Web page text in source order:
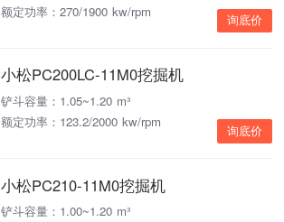
额定功率：270/1900 kw/rpm
询底价
小松PC200LC-11M0挖掘机
铲斗容量：1.05~1.20 m³
额定功率：123.2/2000 kw/rpm
询底价
小松PC210-11M0挖掘机
铲斗容量：1.00~1.20 m³